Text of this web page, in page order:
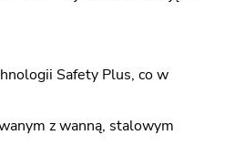
Safety Plus, co w
z wanną, stalowym